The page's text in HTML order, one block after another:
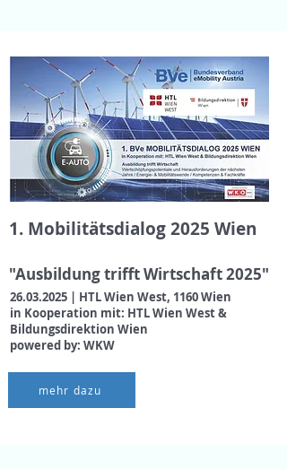
1. Mobilitätsdialog 2025 Wien
"Ausbildung trifft Wirtschaft 2025"
26.03.2025 | HTL Wien West, 1160 Wien
in Kooperation mit: HTL Wien West &
Bildungsdirektion Wien
powered by: WKW
mehr dazu